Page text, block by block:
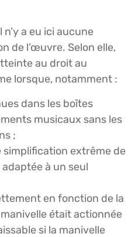
n’y a eu ici aucune
de l’œuvre. Selon elle,
au droit au
lorsque, notamment :
dans les boîtes
musicaux sans les
;
extrême de
à un seul
en fonction de la
était actionnée
si la manivelle